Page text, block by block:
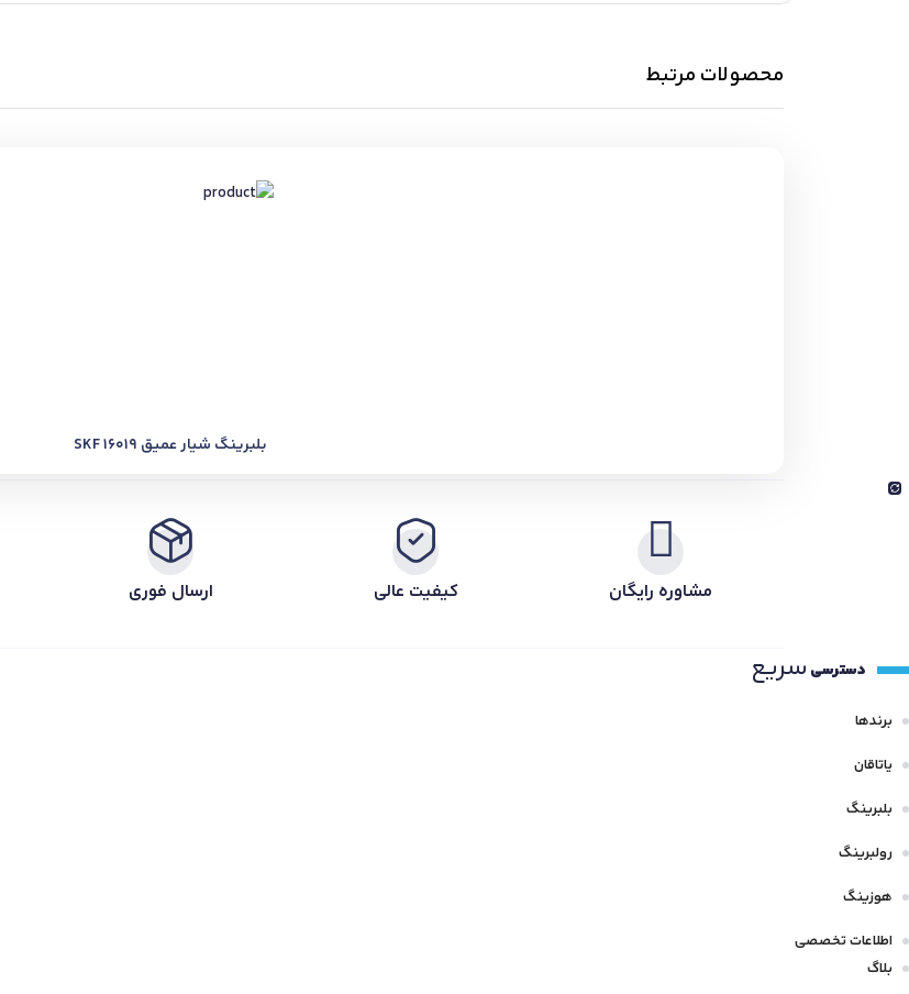
محصولات مرتبط
بلبرینگ شیار عمیق SKF 16019
مشاوره رایگان کیفیت عالی ارسال فوری
دسترسی سریع
برندها
یاتاقان
بلبرینگ
رولبرینگ
هوزینگ
اطلاعات تخصصی
بلاگ